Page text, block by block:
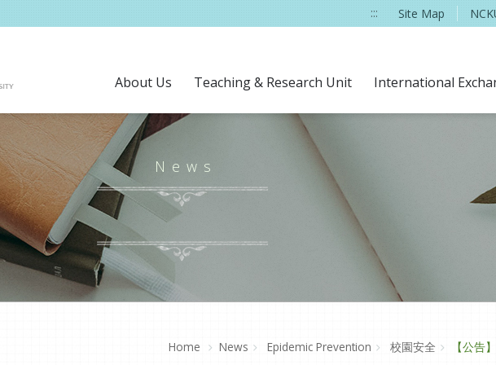
::: Site Map
About Us Teaching & Research Unit International
News
Home News Epidemic Prevention 校園安全 【公告